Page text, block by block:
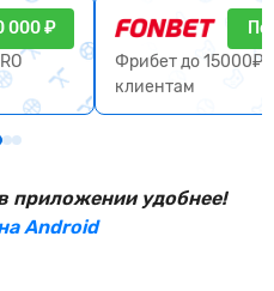
000 ₽
Фрибет до 15000₽
клиентам
приложении удобнее!
Android